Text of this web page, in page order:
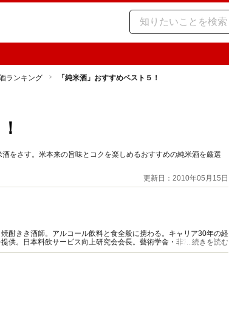
ランキング 「純米酒」おすすめベスト５！
をさす。米本来の旨味とコクを楽しめるおすすめの純米酒を厳選
更新日：2010年05月15日
酎きき酒師。アルコール飲料と食全般に携わる。キャリア30年の経
供。日本料飲サービス向上研究会会長。藝術学舎・非常勤講師。著
SAKE女の会）代表理事。
...続きを読む